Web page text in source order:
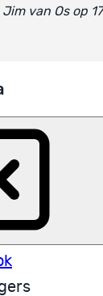
van Os op